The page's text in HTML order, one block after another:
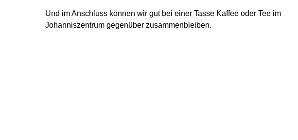
Und im Anschluss können wir gut bei einer Tasse Kaffee oder Tee im
Johanniszentrum gegenüber zusammenbleiben.